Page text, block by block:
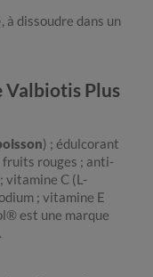
à dissoudre dans un
Valbiotis Plus
) ; édulcorant
fruits rouges ; anti-
vitamine C (L-
; vitamine E
est une marque